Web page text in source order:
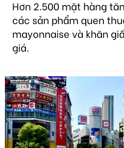
Hơn 2.500 mặt hàng
các sản phẩm quen
mayonnaise và khăn
giá.